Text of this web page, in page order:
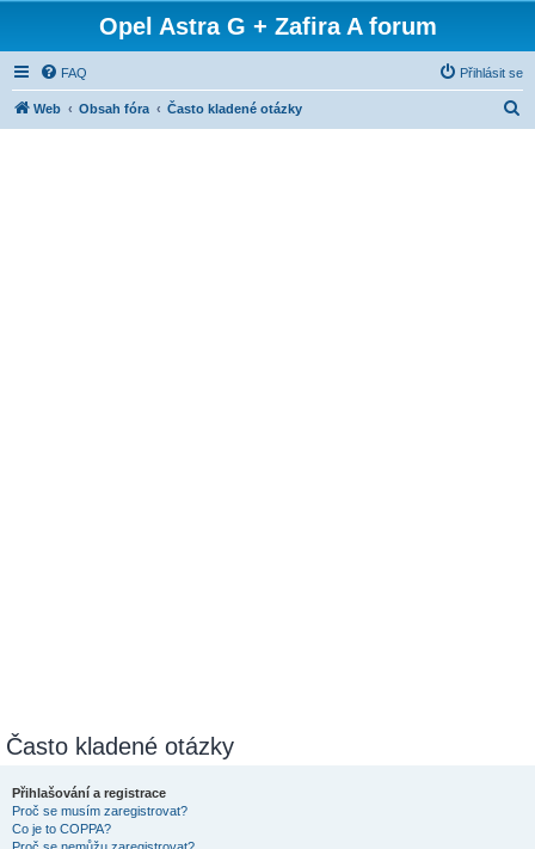
Opel Astra G + Zafira A forum
FAQ Přihlásit se
Web Obsah fóra Často kladené otázky
Často kladené otázky
Přihlašování a registrace
Proč se musím zaregistrovat?
Co je to COPPA?